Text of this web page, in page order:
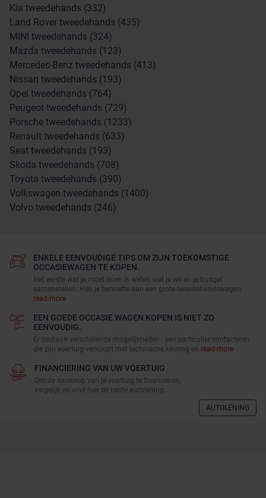
Kia tweedehands (332)
Land Rover tweedehands (435)
MINI tweedehands (324)
Mazda tweedehands (123)
Mercedes-Benz tweedehands (413)
Nissan tweedehands (193)
Opel tweedehands (764)
Peugeot tweedehands (729)
Porsche tweedehands (1233)
Renault tweedehands (633)
Seat tweedehands (193)
Skoda tweedehands (708)
Toyota tweedehands (390)
Volkswagen tweedehands (1400)
Volvo tweedehands (246)
ENKELE EENVOUDIGE TIPS OM ZIJN TOEKOMSTIGE
OCCASIEWAGEN TE KOPEN.
Het eerste wat je moet doen is weten wat je wil en je budget
samenstellen. Heb je behoefte aan een grote tweedehandswagen
read-more
EEN GOEDE OCCASIE WAGEN KOPEN IS NIET ZO
EENVOUDIG.
Er bestaan verschillende mogelijkheden : een particulier contacteren
die zijn voertuig verkoopt met technische keuring en read-more
FINANCIERING VAN UW VOERTUIG
Om de aankoop van je voertuig te financieren,
vergelijk en vind hier de beste autolening.
AUTOLENING